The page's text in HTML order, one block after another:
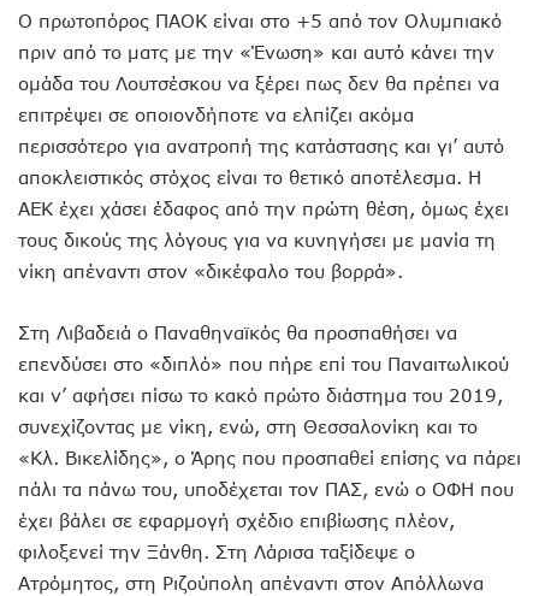
Ο πρωτοπόρος ΠΑΟΚ είναι στο +5 από τον Ολυμπιακό
πριν από το ματς με την «Ένωση» και αυτό κάνει την
ομάδα του Λουτσέσκου να ξέρει πως δεν θα πρέπει να
επιτρέψει σε οποιονδήποτε να ελπίζει ακόμα
περισσότερο για ανατροπή της κατάστασης και γι’ αυτό
αποκλειστικός στόχος είναι το θετικό αποτέλεσμα. H
AEK έχει χάσει έδαφος από την πρώτη θέση, όμως έχει
τους δικούς της λόγους για να κυνηγήσει με μανία τη
νίκη απέναντι στον «δικέφαλο του βορρά».
Στη Λιβαδειά ο Παναθηναϊκός θα προσπαθήσει να
επενδύσει στο «διπλό» που πήρε επί του Παναιτωλικού
και ν’ αφήσει πίσω το κακό πρώτο διάστημα του 2019,
συνεχίζοντας με νίκη, ενώ, στη Θεσσαλονίκη και το
«Κλ. Βικελίδης», ο Άρης που προσπαθεί επίσης να πάρει
πάλι τα πάνω του, υποδέχεται τον ΠΑΣ, ενώ ο ΟΦΗ που
έχει βάλει σε εφαρμογή σχέδιο επιβίωσης πλέον,
φιλοξενεί την Ξάνθη. Στη Λάρισα ταξίδεψε ο
Ατρόμητος, στη Ριζούπολη απέναντι στον Απόλλωνα